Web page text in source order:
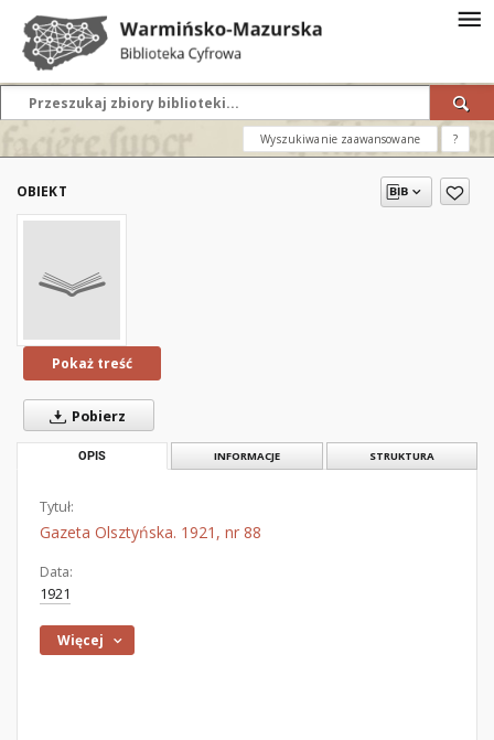
Wyszukiwanie zaawansowane ?
OBIEKT
Pokaż treść
Pobierz
OPIS INFORMACJE STRUKTURA
Tytuł:
Gazeta Olsztyńska. 1921, nr 88
Data:
1921
Więcej